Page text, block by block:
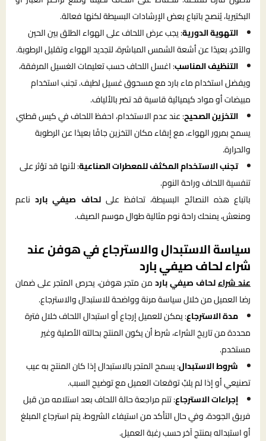
البكتيريا، يُنصح باتباع بعض الإرشادات البسيطة لكنها فعالة.
التهوية الدورية: يجب عرض اللحاف على الهواء الطلق بين الحين
والآخر، بعيدًا عن أشعة الشمس المباشرة، لتجديد الهواء وتقليل الرطوبة.
التنظيف المناسب: اغسل اللحاف حسب تعليمات الغسيل المرفقة،
ويفضل استخدام ماء بارد مع مسحوق غسيل لطيف. تجنب استخدام
مبيضات أو مواد كيميائية قاسية قد تضر بالألياف.
التخزين الصحيح: عند عدم الاستخدام، احفظ اللحاف في كيس قطني
يسمح بمرور الهواء، مع إبقاء مكان التخزين جافًا بعيدًا عن الرطوبة
والحرارة.
تجنب الاستخدام المكثف للمعطرات الصناعية: لأنها قد تؤثر على
تنفسية اللحاف وراحة النوم.
باتباع هذه النصائح البسيطة، تحافظ علىلحاف صيفي باردناعم
ومنعش، يمنحك راحة نوم مثالية طوال موسم الصيف.
سياسة الاستبدال والاسترجاع في هوفن عند
شراء لحاف صيفي بارد
عند شراءلحاف صيفي باردمن متجر هوفن، يحرص المتجر على ضمان
رضا العميل من خلال سياسة مرنة وواضحة للاستبدال والاسترجاع.
مدة الاسترجاع: يمكن للعميل إرجاع أو استبدال اللحاف خلال فترة
محددة من تاريخ الشراء، شرط أن يكون المنتج بحالته الأصلية وغير
مستخدم.
شروط الاستبدال: يسمح المتجر بالاستبدال إذا كان المنتج به عيب
تصنيعي أو إذا لم يلبِّ توقعات العميل مع توضيح السبب.
إجراءات الاسترجاع: تتم مراجعة حالة اللحاف بعد استلامه من قبل
فريق الجودة، وفي حال التأكد من استيفاء الشروط، يتم استرجاع المبلغ
أو استبداله بمنتج آخر حسب رغبة العميل.